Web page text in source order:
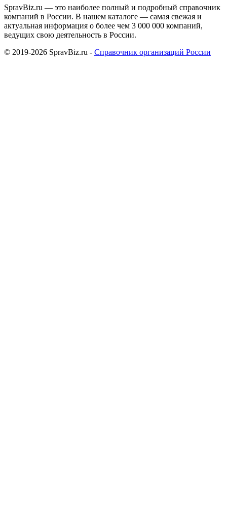
SpravBiz.ru — это наиболее полный и подробный справочник
компаний в России. В нашем каталоге — самая свежая и
актуальная информация о более чем 3 000 000 компаний,
ведущих свою деятельность в России.
© 2019-2026 SpravBiz.ru - Справочник организаций России